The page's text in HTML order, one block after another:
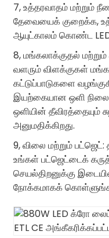
7, உத்தரவாதம் மற்றும்
தேவையைக் குறைக்க,
ஆயுட்காலம் கொண்ட
8, மங்கலாக்குதல் மற்றும்
வளரும் விளக்குகள்
கட்டுப்பாடுகளை
இயற்கையான ஒளி
ஒளியின் தீவிரத்தையும்
அனுமதிக்கிறது.
9, விலை மற்றும் பட்ஜெட்:
உங்கள் பட்ஜெட்டைக்
செயல்திறனுக்கு
நோக்கமாகக்